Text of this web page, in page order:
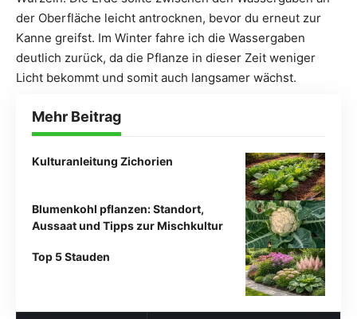
der Oberfläche leicht antrocknen, bevor du erneut zur
Kanne greifst. Im Winter fahre ich die Wassergaben
deutlich zurück, da die Pflanze in dieser Zeit weniger
Licht bekommt und somit auch langsamer wächst.
Mehr Beitrag
Kulturanleitung Zichorien
Blumenkohl pflanzen: Standort,
Aussaat und Tipps zur Mischkultur
Top 5 Stauden